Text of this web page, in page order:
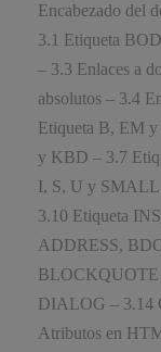
Encabezado del
3.1 Etiqueta
– 3.3 Enlaces a
absolutos – 3.4
Etiqueta B, EM
y KBD – 3.7
I, S, U y SMALL
3.10 Etiqueta
ADDRESS,
BLOCKQUOTE
DIALOG – 3.14
Atributos en